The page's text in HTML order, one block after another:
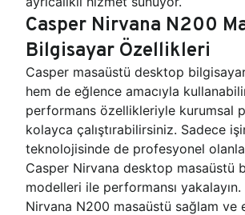
Casper Nirvana N200
Bilgisayar Özellikleri
Casper masaüstü desktop
hem de eğlence amacıyla
performans özellikleriyle kurumsal
kolayca çalıştırabilirsiniz. Sadece
teknolojisinde de profesyonel
Casper Nirvana desktop masaüstü
modelleri ile performansı
Nirvana N200 masaüstü sağlam ve